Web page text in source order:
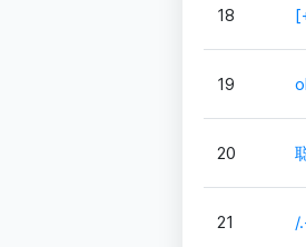
18
19
20
21 /